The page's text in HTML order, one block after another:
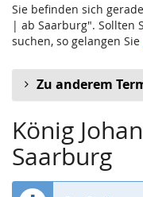
Sie befinden sich
| ab Saarburg". Sollten
suchen, so gelangen Sie
Zu anderem
König
Saarburg